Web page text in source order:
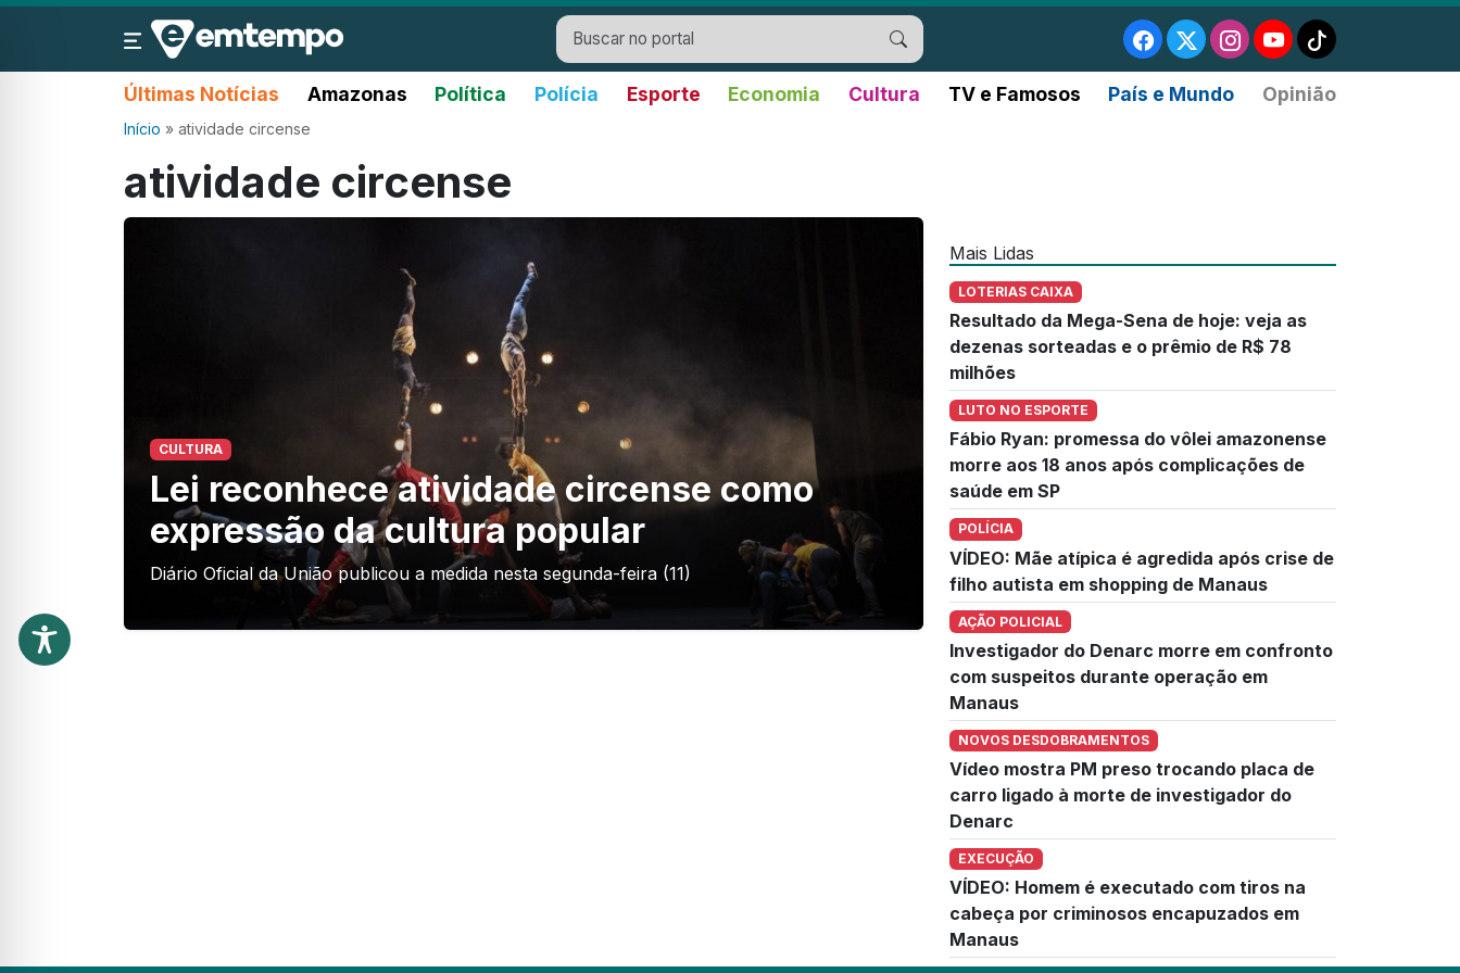
Últimas Notícias Amazonas Política Polícia Esporte Economia Cultura TV e Famosos País e Mundo Opinião
Início » atividade circense
atividade circense
CULTURA
Lei reconhece atividade circense como
expressão da cultura popular
Diário Oficial da União publicou a medida nesta segunda-feira (11)
Mais Lidas
LOTERIAS CAIXA
Resultado da Mega-Sena de hoje: veja as
dezenas sorteadas e o prêmio de R$ 78
milhões
LUTO NO ESPORTE
Fábio Ryan: promessa do vôlei amazonense
morre aos 18 anos após complicações de
saúde em SP
POLÍCIA
VÍDEO: Mãe atípica é agredida após crise de
filho autista em shopping de Manaus
AÇÃO POLICIAL
Investigador do Denarc morre em confronto
com suspeitos durante operação em
Manaus
NOVOS DESDOBRAMENTOS
Vídeo mostra PM preso trocando placa de
carro ligado à morte de investigador do
Denarc
EXECUÇÃO
VÍDEO: Homem é executado com tiros na
cabeça por criminosos encapuzados em
Manaus